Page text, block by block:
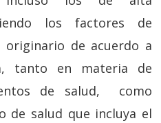
los factores de
originario de acuerdo a
tanto en materia de
de salud, como
de salud que incluya el